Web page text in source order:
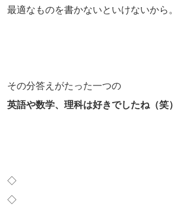
最適なものを書かないといけないから。
その分答えがたった一つの
英語や数学、理科は好きでしたね（笑）
◇
◇